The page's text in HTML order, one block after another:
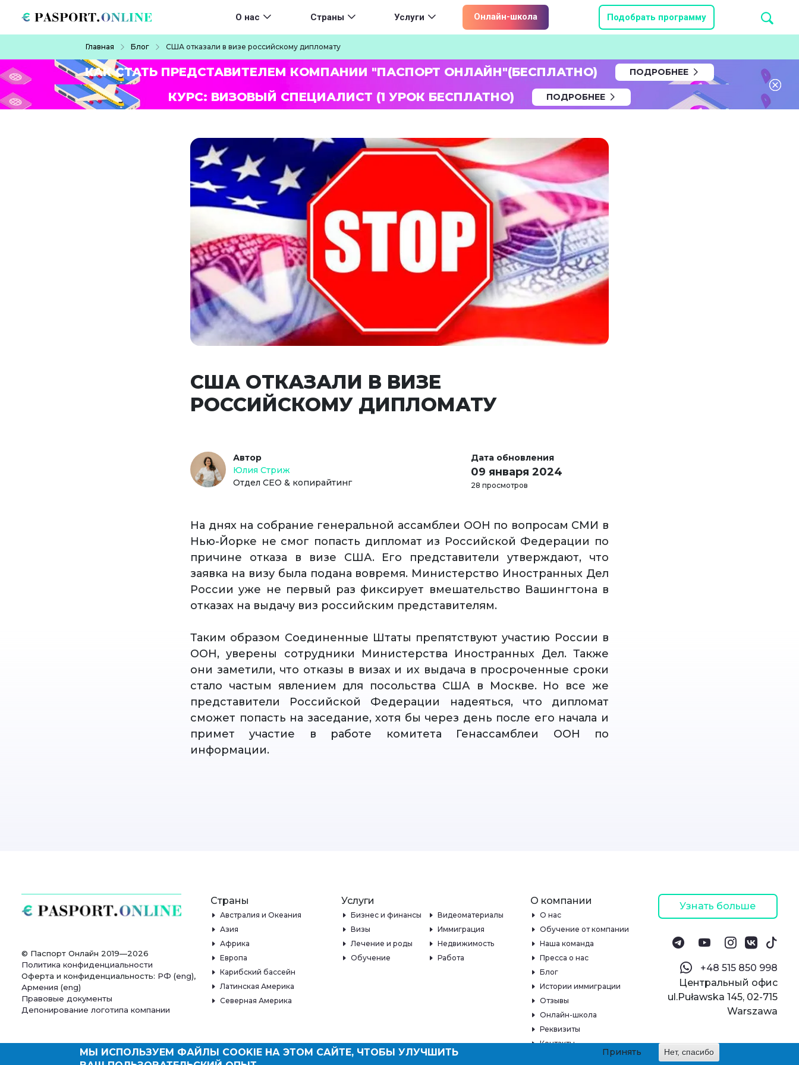
Main navigation
О нас Страны Услуги Онлайн-школа Подобрать программу
Главная Блог США отказали в визе российскому дипломату
КАК СТАТЬ ПРЕДСТАВИТЕЛЕМ КОМПАНИИ "ПАСПОРТ ОНЛАЙН"(БЕСПЛАТНО) ПОДРОБНЕЕ
КУРС: ВИЗОВЫЙ СПЕЦИАЛИСТ (1 УРОК БЕСПЛАТНО) ПОДРОБНЕЕ
США ОТКАЗАЛИ В ВИЗЕ
РОССИЙСКОМУ ДИПЛОМАТУ
Автор
Юлия Стриж
Отдел СЕО & копирайтинг
Дата обновления
09 января 2024
28 просмотров
На днях на собрание генеральной ассамблеи ООН по вопросам СМИ в
Нью-Йорке не смог попасть дипломат из Российской Федерации по
причине отказа в визе США. Его представители утверждают, что
заявка на визу была подана вовремя. Министерство Иностранных Дел
России уже не первый раз фиксирует вмешательство Вашингтона в
отказах на выдачу виз российским представителям.
Таким образом Соединенные Штаты препятствуют участию России в
ООН, уверены сотрудники Министерства Иностранных Дел. Также
они заметили, что отказы в визах и их выдача в просроченные сроки
стало частым явлением для посольства США в Москве. Но все же
представители Российской Федерации надеяться, что дипломат
сможет попасть на заседание, хотя бы через день после его начала и
примет участие в работе комитета Генассамблеи ООН по
информации.
© Паспорт Онлайн 2019—2026
Политика конфиденциальности
Оферта и конфиденциальность: РФ (eng),
Армения (eng)
Правовые документы
Депонирование логотипа компании
Страны
Австралия и Океания
Азия
Африка
Европа
Карибский бассейн
Латинская Америка
Северная Америка
Услуги
Бизнес и финансы
Видеоматериалы
Визы
Иммиграция
Лечение и роды
Недвижимость
Обучение
Работа
О компании
О нас
Обучение от компании
Наша команда
Пресса о нас
Блог
Истории иммиграции
Отзывы
Онлайн-школа
Реквизиты
Контакты
Узнать больше
‪+48 515 850 998‬
Центральный офис
ul.Puławska 145, 02-715
Warszawa
МЫ ИСПОЛЬЗУЕМ ФАЙЛЫ COOKIE НА ЭТОМ САЙТЕ, ЧТОБЫ УЛУЧШИТЬ
Принять Нет, спасибо